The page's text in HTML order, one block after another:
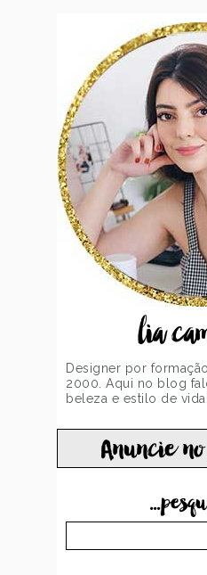
lia
Designer por
2000. Aqui no blog
beleza e estilo de vida!
Anuncie